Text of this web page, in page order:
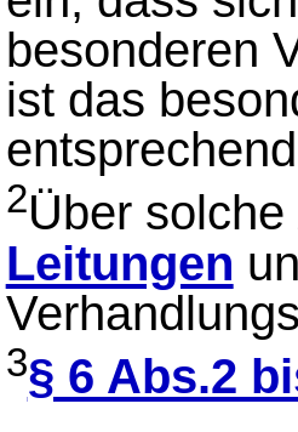
besonderen
ist das
2Über
Leitungen
3§ 6 Abs.2